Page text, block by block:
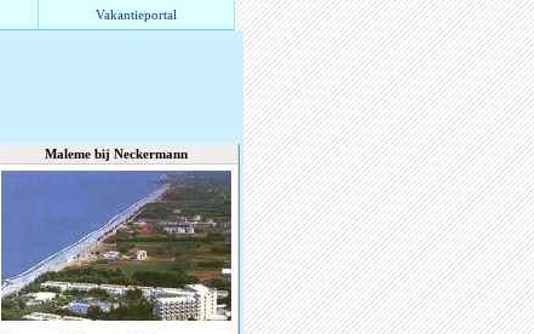
Vakantieportal
Maleme bij Neckermann